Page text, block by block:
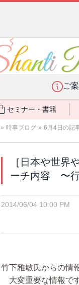
ご
セミナー・書籍
» 時事ブログ » 6月4日の記
［日本や世界
ーチ内容 〜
2014/06/04 10:00 PM
竹下雅敏氏からの情
大変重要な情報で